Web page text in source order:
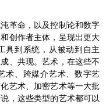
革命，以及控制论和数字
创作者主体，呈现出更大
具到系统，从被动到自主
、共现。艺术，在这些不
术、跨媒介艺术、数字艺
艺术、加密艺术等一大批
，这些类型的艺术都可以